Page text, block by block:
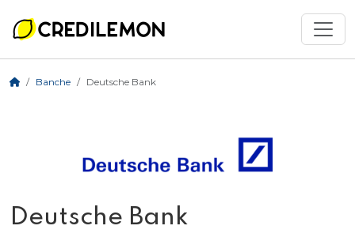
Banche Deutsche Bank
Deutsche Bank